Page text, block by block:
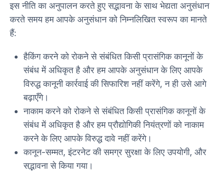
इस नीति का अनुपालन करते हुए सद्भावना के साथ भेद्यता अनुसंधान
करते समय हम आपके अनुसंधान को निम्नलिखित स्वरूप का मानते
हैं:
हैकिंग करने को रोकने से संबंधित किसी प्रासंगिक कानूनों के
संबंध में अधिकृत है और हम आपके अनुसंधान के लिए आपके
विरुद्ध कानूनी कार्रवाई की सिफारिश नहीं करेंगे, न ही उसे आगे
बढ़ाएँगे।
नाकाम करने को रोकने से संबंधित किसी प्रासंगिक कानूनों के
संबंध में अधिकृत है और हम प्रौद्योगिकी नियंत्रणों को नाकाम
करने के लिए आपके विरुद्ध दावे नहीं करेंगे।
कानून-सम्मत, इंटरनेट की समग्र सुरक्षा के लिए उपयोगी, और
सद्भावना से किया गया।